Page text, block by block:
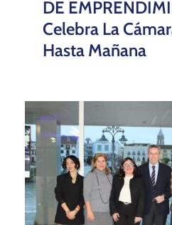
DE
Celebra La
Hasta Mañana